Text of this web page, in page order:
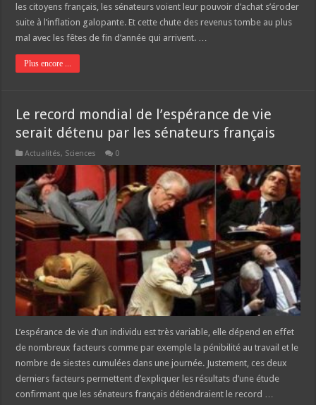
les citoyens français, les sénateurs voient leur pouvoir d’achat s’éroder
suite à l’inflation galopante. Et cette chute des revenus tombe au plus
mal avec les fêtes de fin d’année qui arrivent. …
Plus encore ...
Le record mondial de l’espérance de vie
serait détenu par les sénateurs français
Actualités, Sciences 0
L’espérance de vie d’un individu est très variable, elle dépend en effet
de nombreux facteurs comme par exemple la pénibilité au travail et le
nombre de siestes cumulées dans une journée. Justement, ces deux
derniers facteurs permettent d’expliquer les résultats d’une étude
confirmant que les sénateurs français détiendraient le record …